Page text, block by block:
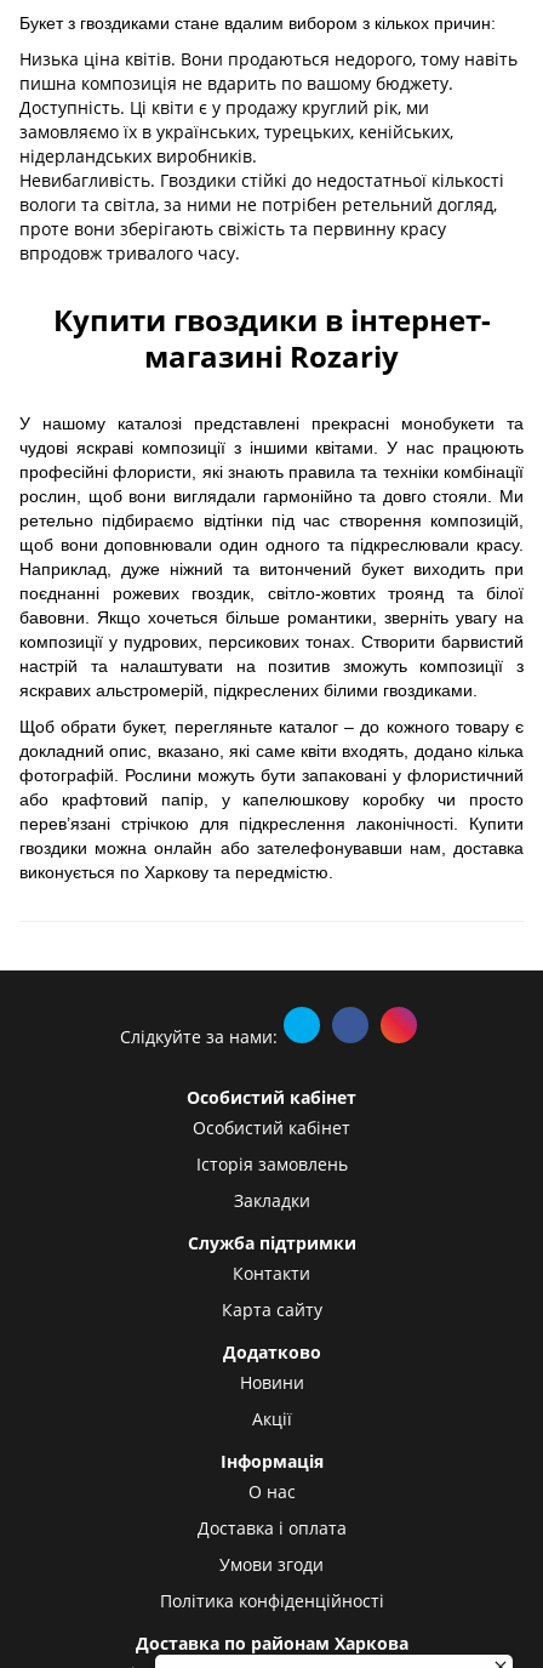
Букет з гвоздиками стане вдалим вибором з кількох причин:
Низька ціна квітів. Вони продаються недорого, тому навіть
пишна композиція не вдарить по вашому бюджету.
Доступність. Ці квіти є у продажу круглий рік, ми
замовляємо їх в українських, турецьких, кенійських,
нідерландських виробників.
Невибагливість. Гвоздики стійкі до недостатньої кількості
вологи та світла, за ними не потрібен ретельний догляд,
проте вони зберігають свіжість та первинну красу
впродовж тривалого часу.
Купити гвоздики в інтернет-
магазині Rozariy
У нашому каталозі представлені прекрасні монобукети та
чудові яскраві композиції з іншими квітами. У нас працюють
професійні флористи, які знають правила та техніки комбінації
рослин, щоб вони виглядали гармонійно та довго стояли. Ми
ретельно підбираємо відтінки під час створення композицій,
щоб вони доповнювали один одного та підкреслювали красу.
Наприклад, дуже ніжний та витончений букет виходить при
поєднанні рожевих гвоздик, світло-жовтих троянд та білої
бавовни. Якщо хочеться більше романтики, зверніть увагу на
композиції у пудрових, персикових тонах. Створити барвистий
настрій та налаштувати на позитив зможуть композиції з
яскравих альстромерій, підкреслених білими гвоздиками.
Щоб обрати букет, перегляньте каталог – до кожного товару є
докладний опис, вказано, які саме квіти входять, додано кілька
фотографій. Рослини можуть бути запаковані у флористичний
або крафтовий папір, у капелюшкову коробку чи просто
перев’язані стрічкою для підкреслення лаконічності. Купити
гвоздики можна онлайн або зателефонувавши нам, доставка
виконується по Харкову та передмістю.
Слідкуйте за нами:
Особистий кабінет
Особистий кабінет
Історія замовлень
Закладки
Служба підтримки
Контакти
Карта сайту
Додатково
Новини
Акції
Інформація
О нас
Доставка і оплата
Умови згоди
Політика конфіденційності
Доставка по районам Харкова